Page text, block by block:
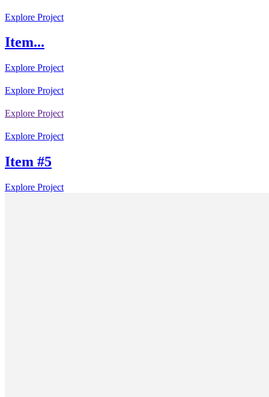
Explore Project
Item...
Explore Project
Explore Project
Explore Project
Explore Project
Item #5
Explore Project